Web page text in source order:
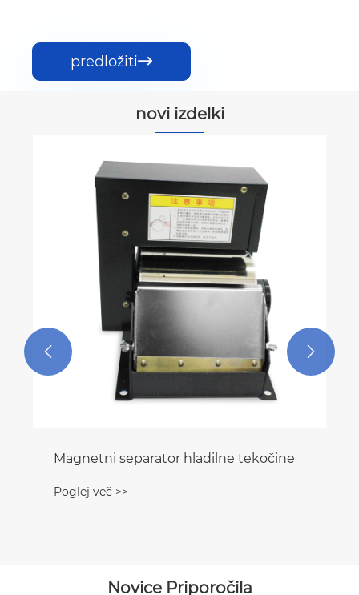
predložiti
novi izdelki
Magnetni separator hladilne tekočine
Poglej več >>
 
Novice Priporočila